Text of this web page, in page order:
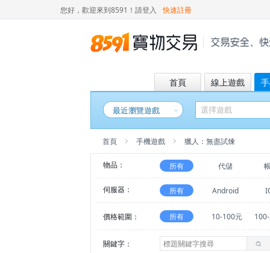
您好，歡迎來到8591！ 請登入 快速註冊
首頁 線上遊戲
最近瀏覽遊戲
首頁 手機遊戲 獵人：無盡試煉
物品： 所有 代儲
伺服器： 所有 Android
價格範圍： 所有 10-100元
關鍵字：